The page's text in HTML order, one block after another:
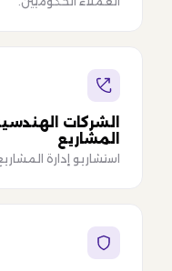
الشركات
المشاريع
استشاريو إدارة